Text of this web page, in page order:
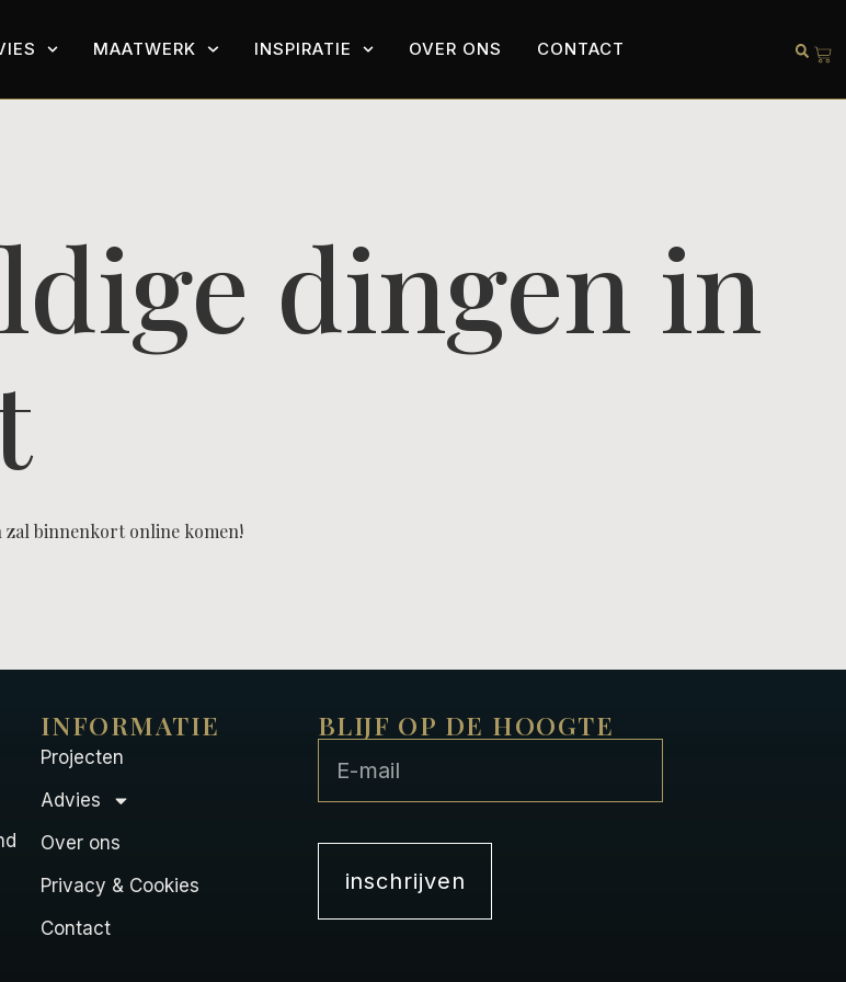
MAATWERK INSPIRATIE OVER ONS CONTACT
dingen in
zal binnenkort online komen!
INFORMATIE
Projecten
Advies
Over ons
Privacy & Cookies
Contact
BLIJF OP DE HOOGTE
inschrijven